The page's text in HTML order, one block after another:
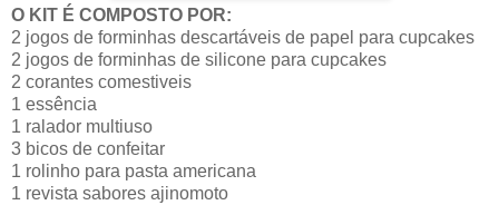
O KIT É COMPOSTO POR:
2 jogos de forminhas descartáveis de papel para cupcakes
2 jogos de forminhas de silicone para cupcakes
2 corantes comestiveis
1 essência
1 ralador multiuso
3 bicos de confeitar
1 rolinho para pasta americana
1 revista sabores ajinomoto